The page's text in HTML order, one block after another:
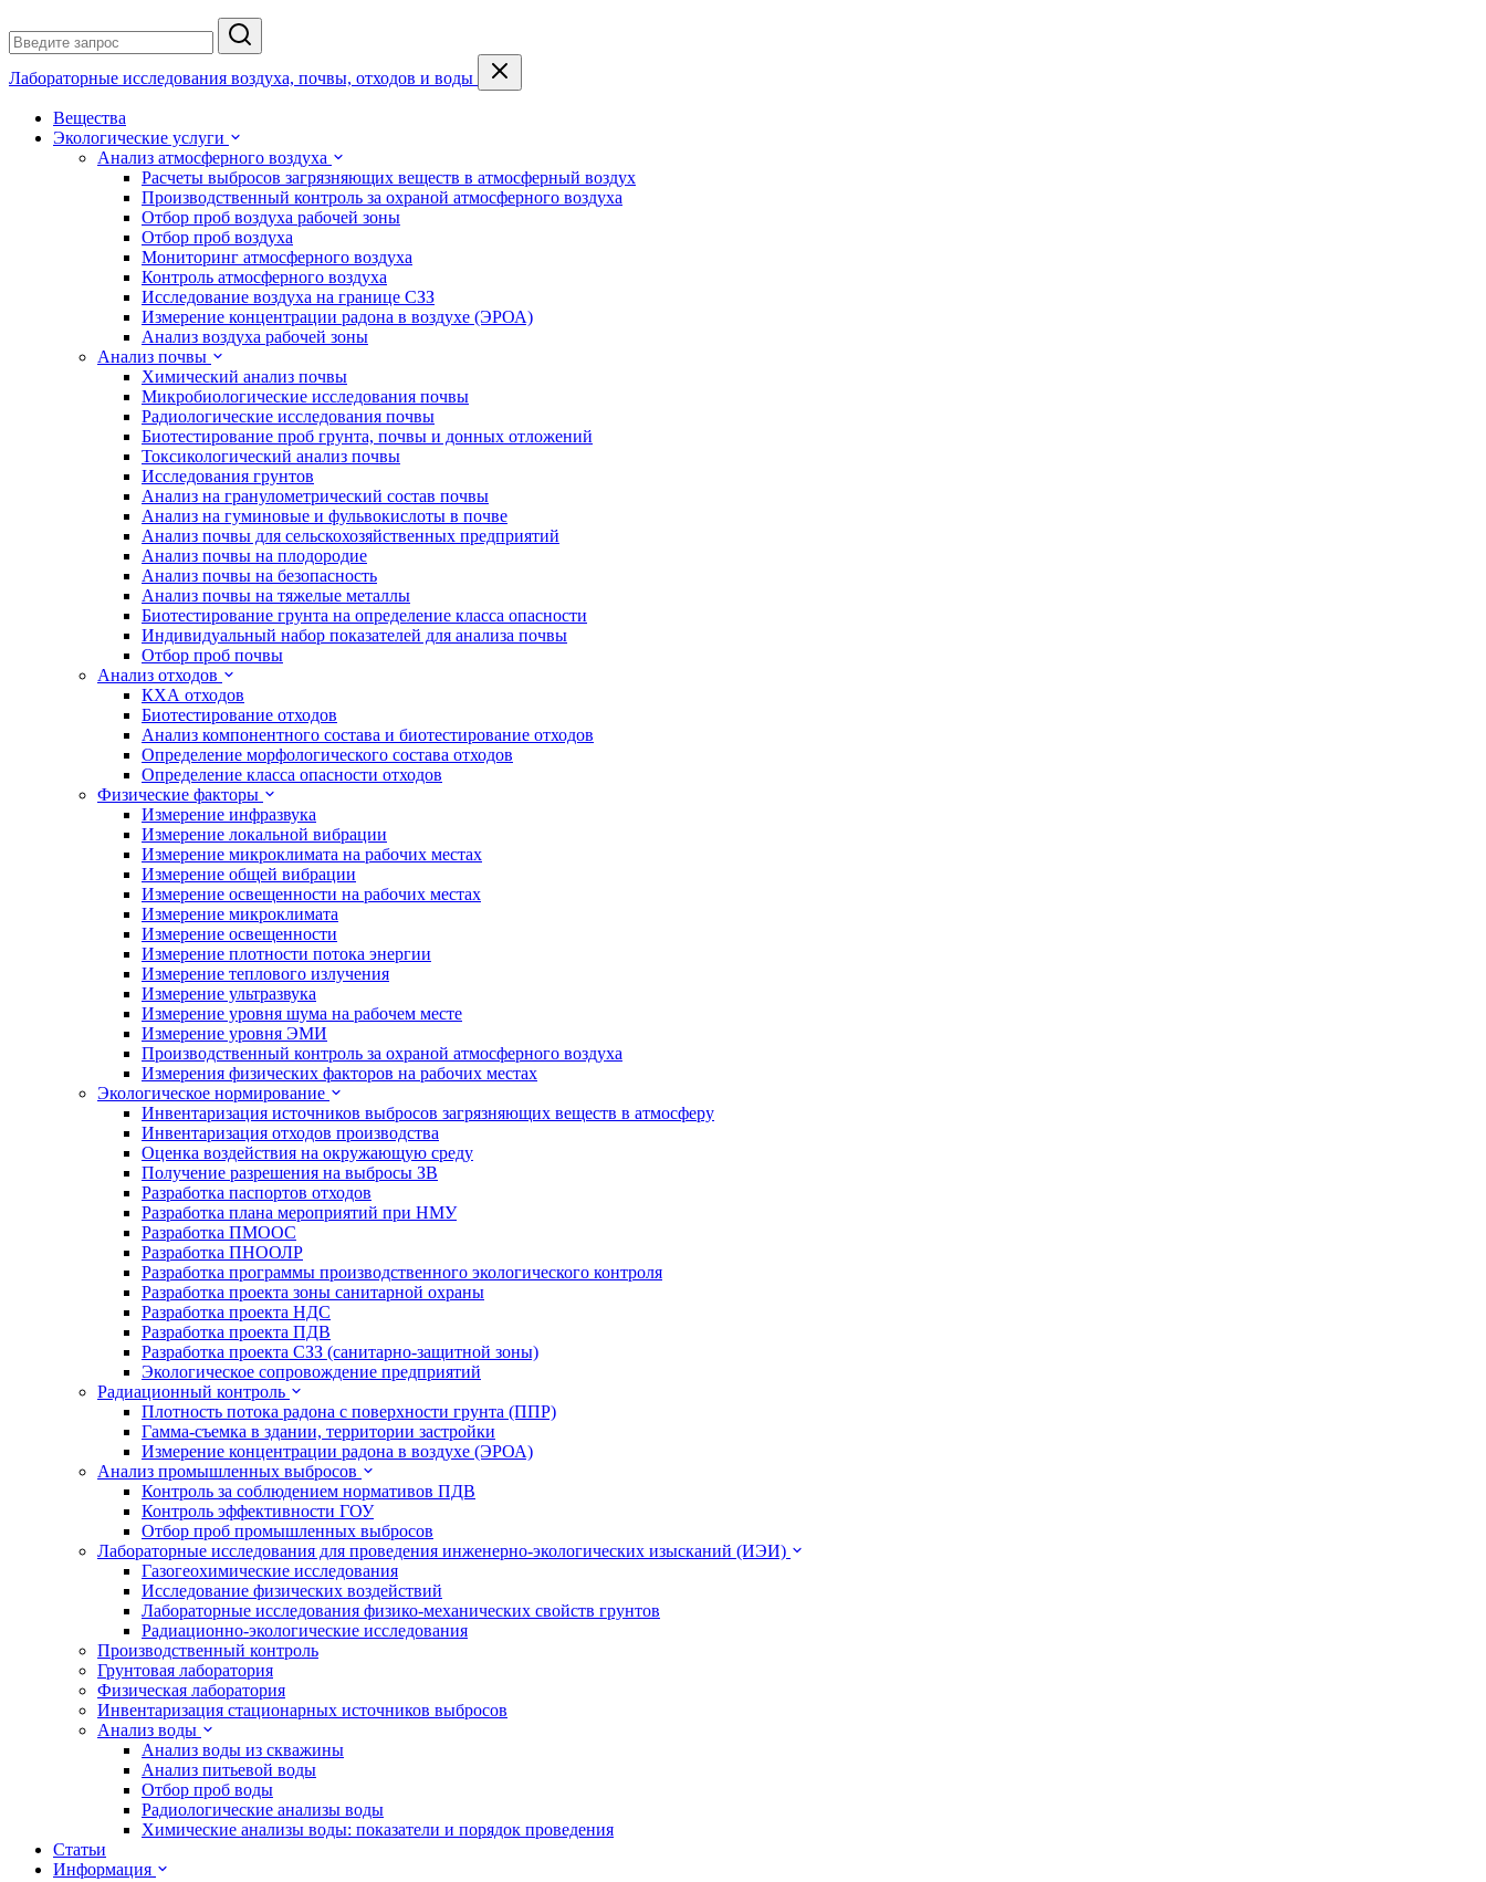
Лабораторные исследования воздуха, почвы, отходов и воды
Вещества
Экологические услуги
Анализ атмосферного воздуха
Расчеты выбросов загрязняющих веществ в атмосферный воздух
Производственный контроль за охраной атмосферного воздуха
Отбор проб воздуха рабочей зоны
Отбор проб воздуха
Мониторинг атмосферного воздуха
Контроль атмосферного воздуха
Исследование воздуха на границе СЗЗ
Измерение концентрации радона в воздухе (ЭРОА)
Анализ воздуха рабочей зоны
Анализ почвы
Химический анализ почвы
Микробиологические исследования почвы
Радиологические исследования почвы
Биотестирование проб грунта, почвы и донных отложений
Токсикологический анализ почвы
Исследования грунтов
Анализ на гранулометрический состав почвы
Анализ на гуминовые и фульвокислоты в почве
Анализ почвы для сельскохозяйственных предприятий
Анализ почвы на плодородие
Анализ почвы на безопасность
Анализ почвы на тяжелые металлы
Биотестирование грунта на определение класса опасности
Индивидуальный набор показателей для анализа почвы
Отбор проб почвы
Анализ отходов
КХА отходов
Биотестирование отходов
Анализ компонентного состава и биотестирование отходов
Определение морфологического состава отходов
Определение класса опасности отходов
Физические факторы
Измерение инфразвука
Измерение локальной вибрации
Измерение микроклимата на рабочих местах
Измерение общей вибрации
Измерение освещенности на рабочих местах
Измерение микроклимата
Измерение освещенности
Измерение плотности потока энергии
Измерение теплового излучения
Измерение ультразвука
Измерение уровня шума на рабочем месте
Измерение уровня ЭМИ
Производственный контроль за охраной атмосферного воздуха
Измерения физических факторов на рабочих местах
Экологическое нормирование
Инвентаризация источников выбросов загрязняющих веществ в атмосферу
Инвентаризация отходов производства
Оценка воздействия на окружающую среду
Получение разрешения на выбросы ЗВ
Разработка паспортов отходов
Разработка плана мероприятий при НМУ
Разработка ПМООС
Разработка ПНООЛР
Разработка программы производственного экологического контроля
Разработка проекта зоны санитарной охраны
Разработка проекта НДС
Разработка проекта ПДВ
Разработка проекта СЗЗ (санитарно-защитной зоны)
Экологическое сопровождение предприятий
Радиационный контроль
Плотность потока радона с поверхности грунта (ППР)
Гамма-съемка в здании, территории застройки
Измерение концентрации радона в воздухе (ЭРОА)
Анализ промышленных выбросов
Контроль за соблюдением нормативов ПДВ
Контроль эффективности ГОУ
Отбор проб промышленных выбросов
Лабораторные исследования для проведения инженерно-экологических изысканий (ИЭИ)
Газогеохимические исследования
Исследование физических воздействий
Лабораторные исследования физико-механических свойств грунтов
Радиационно-экологические исследования
Производственный контроль
Грунтовая лаборатория
Физическая лаборатория
Инвентаризация стационарных источников выбросов
Анализ воды
Анализ воды из скважины
Анализ питьевой воды
Отбор проб воды
Радиологические анализы воды
Химические анализы воды: показатели и порядок проведения
Статьи
Информация